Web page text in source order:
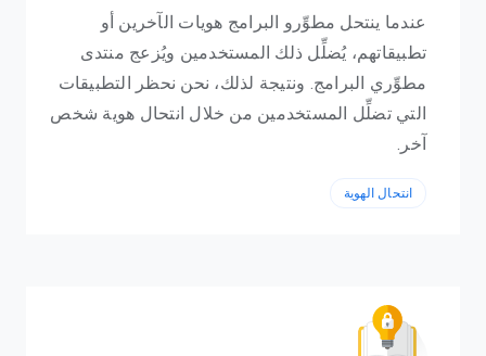
عندما ينتحل مطوِّرو البرامج هويات الآخرين أو
تطبيقاتهم، يُضلِّل ذلك المستخدمين ويُزعج منتدى
مطوِّري البرامج. ونتيجة لذلك، نحن نحظر التطبيقات
التي تضلِّل المستخدمين من خلال انتحال هوية شخص
آخر.
انتحال الهوية